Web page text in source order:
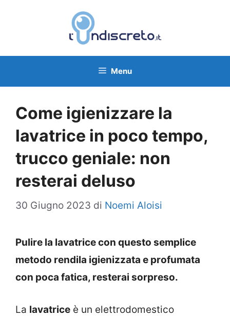
Menu
Come igienizzare la
lavatrice in poco tempo,
trucco geniale: non
resterai deluso
30 Giugno 2023 di Noemi Aloisi
Pulire la lavatrice con questo semplice
metodo rendila igienizzata e profumata
con poca fatica, resterai sorpreso.
La lavatrice è un elettrodomestico